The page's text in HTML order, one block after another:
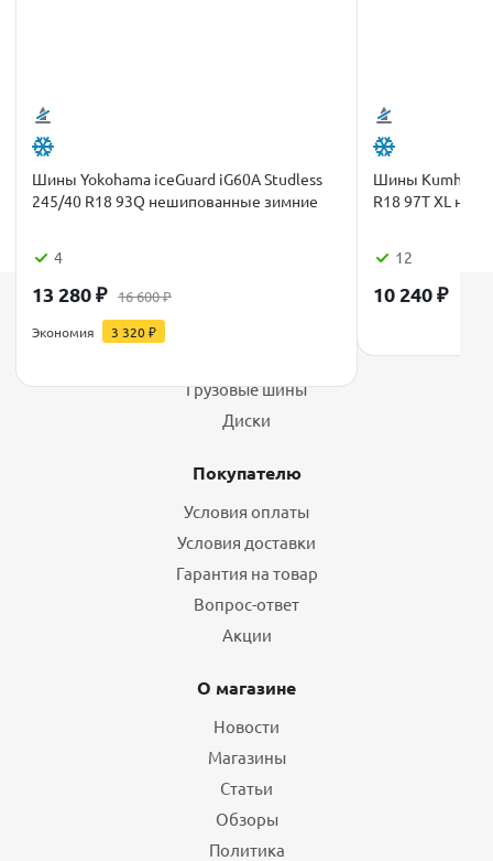
Шины Yokohama iceGuard iG60A Studless
245/40 R18 93Q нешипованные зимние
4
13 280₽ 16 600₽
Экономия 3 320₽
Шины Kumho
R18 97T XL
12
10 240₽
Грузовые шины
Диски
Покупателю
Условия оплаты
Условия доставки
Гарантия на товар
Вопрос-ответ
Акции
О магазине
Новости
Магазины
Статьи
Обзоры
Политика